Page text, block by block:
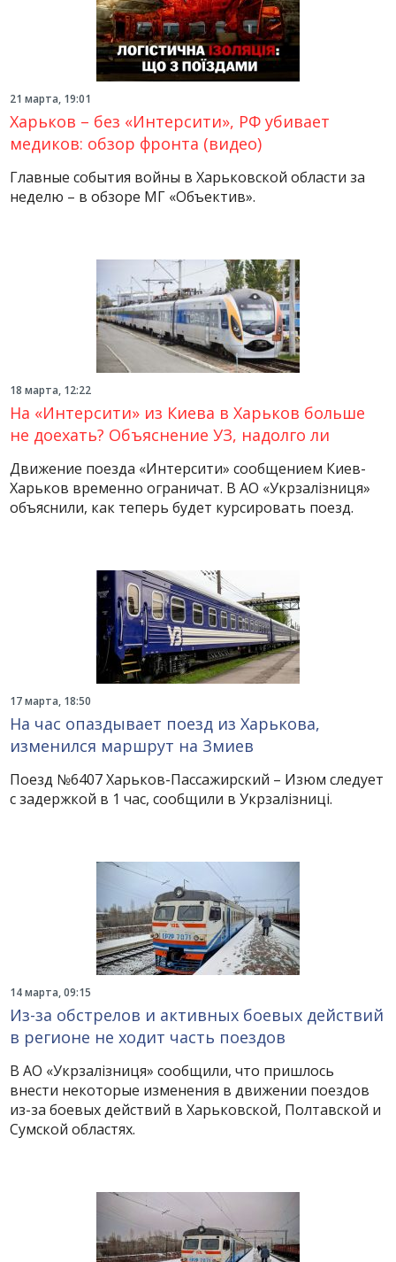
21 марта, 19:01
Харьков – без «Интерсити», РФ убивает
медиков: обзор фронта (видео)
Главные события войны в Харьковской области за
неделю – в обзоре МГ «Объектив».
18 марта, 12:22
На «Интерсити» из Киева в Харьков больше
не доехать? Объяснение УЗ, надолго ли
Движение поезда «Интерсити» сообщением Киев-
Харьков временно ограничат. В АО «Укрзалізниця»
объяснили, как теперь будет курсировать поезд.
17 марта, 18:50
На час опаздывает поезд из Харькова,
изменился маршрут на Змиев
Поезд №6407 Харьков-Пассажирский – Изюм следует
с задержкой в ​​1 час, сообщили в Укрзалізниці.
14 марта, 09:15
Из-за обстрелов и активных боевых действий
в регионе не ходит часть поездов
В АО «Укрзалізниця» сообщили, что пришлось
внести некоторые изменения в движении поездов
из-за боевых действий в Харьковской, Полтавской и
Сумской областях.